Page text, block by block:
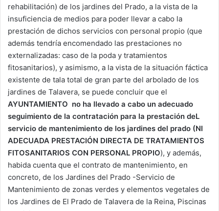
rehabilitación) de los jardines del Prado, a la vista de la
insuficiencia de medios para poder llevar a cabo la
prestación de dichos servicios con personal propio (que
además tendría encomendado las prestaciones no
externalizadas: caso de la poda y tratamientos
fitosanitarios), y asimismo, a la vista de la situación fáctica
existente de tala total de gran parte del arbolado de los
jardines de Talavera, se puede concluir que el
AYUNTAMIENTO no ha llevado a cabo un adecuado
seguimiento de la contratación para la prestación deL
servicio de mantenimiento de los jardines del prado (NI
ADECUADA PRESTACIÓN DIRECTA DE TRATAMIENTOS
FITOSANITARIOS CON PERSONAL PROPIO), y además,
habida cuenta que el contrato de mantenimiento, en
concreto, de los Jardines del Prado -Servicio de
Mantenimiento de zonas verdes y elementos vegetales de
los Jardines de El Prado de Talavera de la Reina, Piscinas